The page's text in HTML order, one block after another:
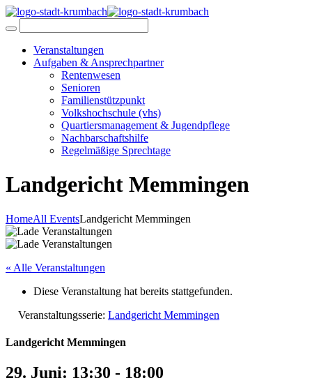
Veranstaltungen
Aufgaben & Ansprechpartner
Rentenwesen
Senioren
Familienstützpunkt
Volkshochschule (vhs)
Quartiersmanagement & Jugendpflege
Nachbarschaftshilfe
Regelmäßige Sprechtage
Landgericht Memmingen
HomeAll EventsLandgericht Memmingen
« Alle Veranstaltungen
Diese Veranstaltung hat bereits stattgefunden.
Veranstaltungsserie: Landgericht Memmingen
Landgericht Memmingen
29. Juni: 13:30 - 18:00